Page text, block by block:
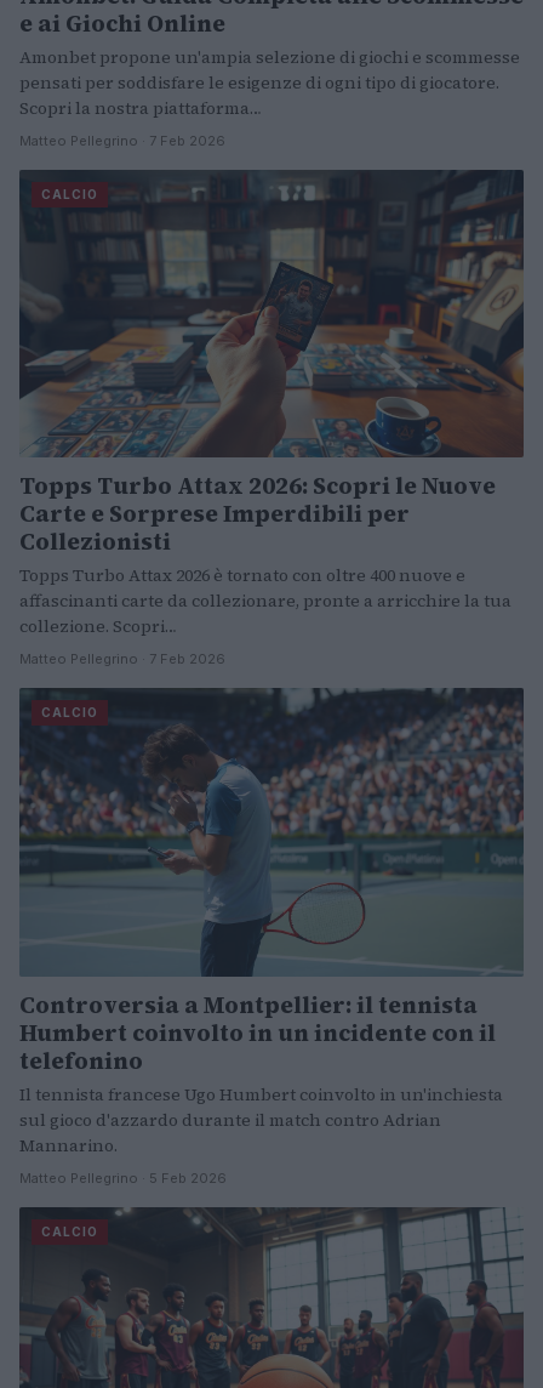
e ai Giochi Online
Amonbet propone un'ampia selezione di giochi e scommesse
pensati per soddisfare le esigenze di ogni tipo di giocatore.
Scopri la nostra piattaforma…
Matteo Pellegrino · 7 Feb 2026
CALCIO
Topps Turbo Attax 2026: Scopri le Nuove
Carte e Sorprese Imperdibili per
Collezionisti
Topps Turbo Attax 2026 è tornato con oltre 400 nuove e
affascinanti carte da collezionare, pronte a arricchire la tua
collezione. Scopri…
Matteo Pellegrino · 7 Feb 2026
CALCIO
Controversia a Montpellier: il tennista
Humbert coinvolto in un incidente con il
telefonino
Il tennista francese Ugo Humbert coinvolto in un'inchiesta
sul gioco d'azzardo durante il match contro Adrian
Mannarino.
Matteo Pellegrino · 5 Feb 2026
CALCIO